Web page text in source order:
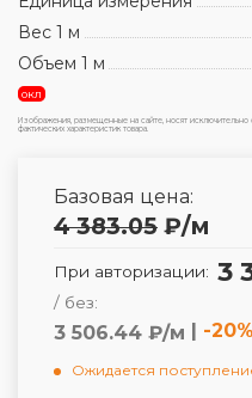
Вес 1 м
Объем 1 м
окл
Изображения, размещенные на сайте, носят исключительно
фактических характеристик товара.
Базовая цена:
4 383.05 ₽/м
При авторизации: 3
/ без:
3 506.44 ₽/м | -20%
Ожидается